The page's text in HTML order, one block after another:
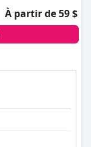
À partir de 59 $